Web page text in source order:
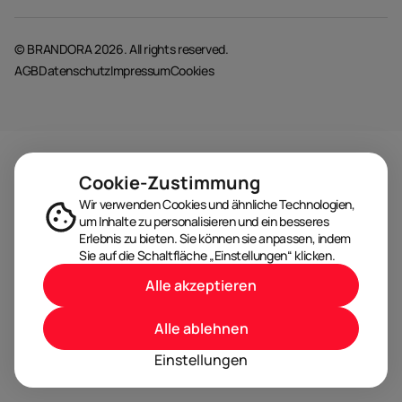
© BRANDORA 2026. All rights reserved.
AGBDatenschutzImpressumCookies
Cookie-Zustimmung
Wir verwenden Cookies und ähnliche Technologien,
um Inhalte zu personalisieren und ein besseres
Erlebnis zu bieten. Sie können sie anpassen, indem
Sie auf die Schaltfläche „Einstellungen“ klicken.
Einstellungen
Alle ablehnen
Alle akzeptieren